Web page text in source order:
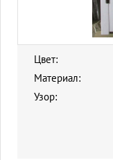
Цвет:
Материал:
Узор: